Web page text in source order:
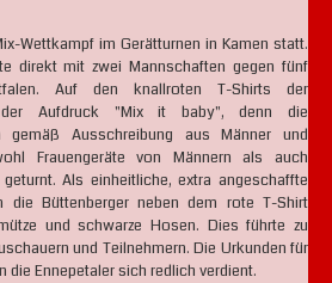
Wettkampf im Gerätturnen in Kamen statt.
direkt mit zwei Mannschaften gegen fünf
Auf den knallroten T-Shirts der
der Aufdruck "Mix it baby", denn die
gemäß Ausschreibung aus Männer und
Frauengeräte von Männern als auch
Als einheitliche, extra angeschaffte
die Büttenberger neben dem rote T-Shirt
und schwarze Hosen. Dies führte zu
und Teilnehmern. Die Urkunden für
die Ennepetaler sich redlich verdient.